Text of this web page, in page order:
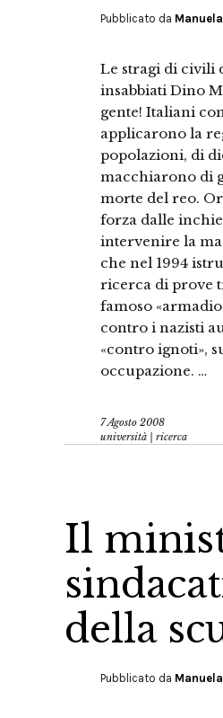
Pubblicato da
Le stragi di civili
insabbiati Dino
gente! Italiani
applicarono la
popolazioni, di
macchiarono di
morte del reo.
forza dalle
intervenire la
che nel 1994
ricerca di prove
famoso
contro i nazisti
«contro ignoti»,
occupazione. …
7 Agosto 2008
università | ricerca
Il
della
Pubblicato da